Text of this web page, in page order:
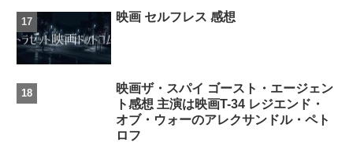
映画 セルフレス 感想
映画ザ・スパイ ゴースト・エージェン
ト感想 主演は映画T-34 レジエンド・
オブ・ウォーのアレクサンドル・ペト
ロフ